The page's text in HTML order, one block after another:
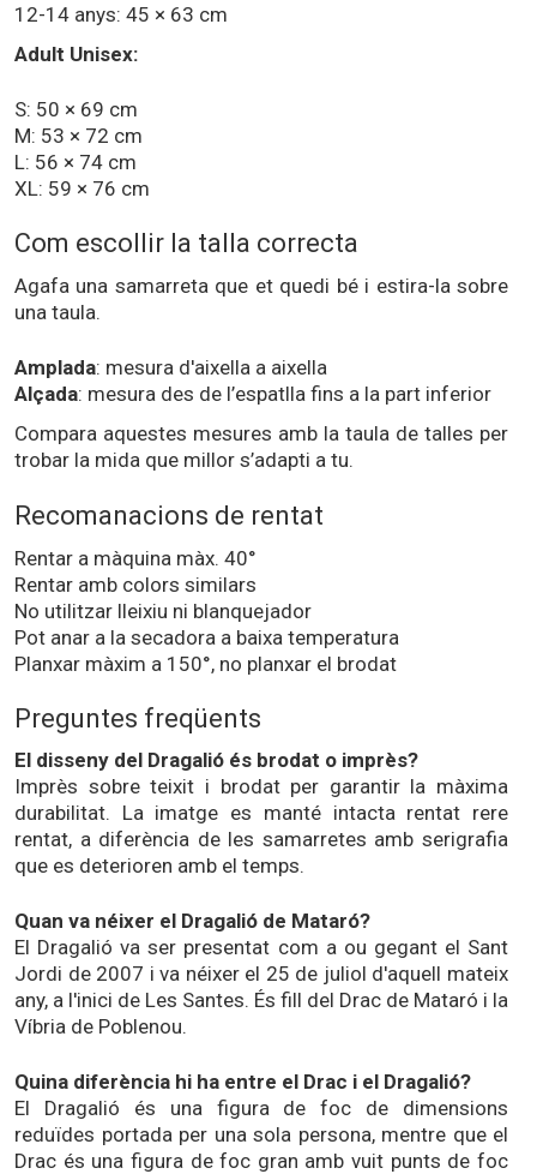
12-14 anys: 45 × 63 cm
Adult Unisex:
S: 50 × 69 cm
M: 53 × 72 cm
L: 56 × 74 cm
XL: 59 × 76 cm
Com escollir la talla correcta
Agafa una samarreta que et quedi bé i estira-la sobre
una taula.
Amplada: mesura d'aixella a aixella
Alçada: mesura des de l’espatlla fins a la part inferior
Compara aquestes mesures amb la taula de talles per
trobar la mida que millor s’adapti a tu.
Recomanacions de rentat
Rentar a màquina màx. 40°
Rentar amb colors similars
No utilitzar lleixiu ni blanquejador
Pot anar a la secadora a baixa temperatura
Planxar màxim a 150°, no planxar el brodat
Preguntes freqüents
El disseny del Dragalió és brodat o imprès?
Imprès sobre teixit i brodat per garantir la màxima
durabilitat. La imatge es manté intacta rentat rere
rentat, a diferència de les samarretes amb serigrafia
que es deterioren amb el temps.
Quan va néixer el Dragalió de Mataró?
El Dragalió va ser presentat com a ou gegant el Sant
Jordi de 2007 i va néixer el 25 de juliol d'aquell mateix
any, a l'inici de Les Santes. És fill del Drac de Mataró i la
Víbria de Poblenou.
Quina diferència hi ha entre el Drac i el Dragalió?
El Dragalió és una figura de foc de dimensions
reduïdes portada per una sola persona, mentre que el
Drac és una figura de foc gran amb vuit punts de foc